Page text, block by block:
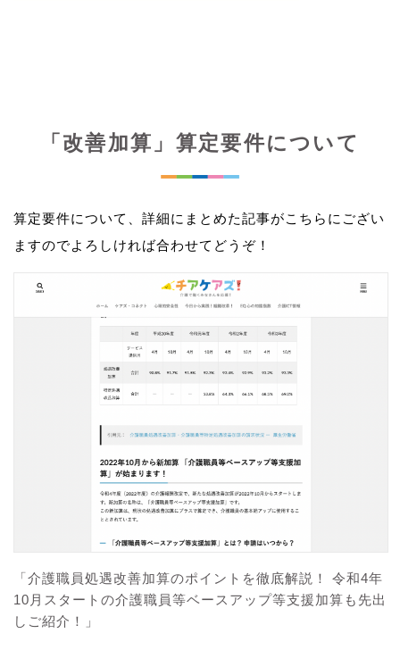
「改善加算」算定要件について
算定要件について、詳細にまとめた記事がこちらにござい
ますのでよろしければ合わせてどうぞ！
「介護職員処遇改善加算のポイントを徹底解説！ 令和4年
10月スタートの介護職員等ベースアップ等支援加算も先出
しご紹介！」